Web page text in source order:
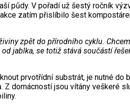
půdy. V pořadí už šestý ročník
zatím přislíbilo šest
zpět do přírodního cyklu.
jablka, se totiž stává součástí
prvotřídní substrát, je nutné
domácností jsou vítány veškeré